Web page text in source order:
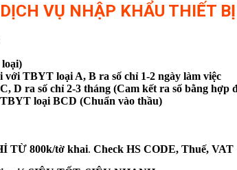
VỤ NHẬP KHẨU THIẾT
với TBYT loại A, B ra số chỉ 1-2 ngày làm việc
D ra số chỉ 2-3 tháng (Cam kết ra số bằng hợp
loại BCD (Chuẩn vào thầu)
TỪ 800k/tờ khai. Check HS CODE, Thuế, VAT